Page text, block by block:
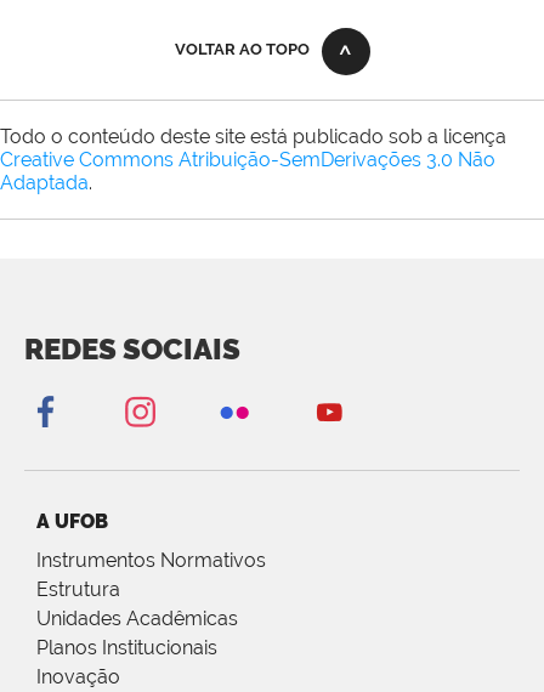
VOLTAR AO TOPO
Todo o conteúdo deste site está publicado sob a licença
Creative Commons Atribuição-SemDerivações 3.0 Não
Adaptada.
REDES SOCIAIS
A UFOB
Instrumentos Normativos
Estrutura
Unidades Acadêmicas
Planos Institucionais
Inovação